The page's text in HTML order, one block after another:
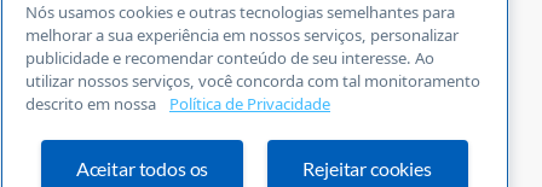
Central de Atendimento
0800 570 0800
24 horas por dia
Fale Conosco
Ouvidoria
Nós usamos cookies e outras tecnologias semelhantes para
melhorar a sua experiência em nossos serviços, personalizar
publicidade e recomendar conteúdo de seu interesse. Ao
utilizar nossos serviços, você concorda com tal monitoramento
descrito em nossa
Política de Privacidade
Aceitar todos os
Rejeitar cookies